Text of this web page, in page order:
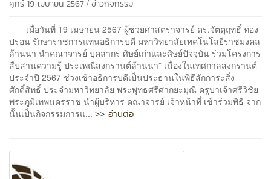
ศุกร์ 19 เมษายน 2567 / ข่าวกิจกรรม
เมื่อวันที่ 19 เมษายน 2567 ผู้ช่วยศาสตราจารย์ ดร.จัตตุฤทธิ์ ทอง
ปรอน รักษาราชการแทนอธิการบดี มหาวิทยาลัยเทคโนโลยีราชมงคล
ล้านนา นำคณาจารย์ บุคลากร ศิษย์เก่าและศิษย์ปัจจุบัน ร่วมโครงการ
สืบสานความรู้ ประเพณีสงกรานต์ล้านนา” เนื่องในเทศกาลสงกรานต์
ประจำปี 2567 ช่วงเช้าอธิการบดีเป็นประธานในพิธีสักการะสิ่ง
ศักดิ์สิทธิ์ ประจำมหาวิทยาลัย พระพุทธศรีศากยะมุณี ครูบาเจ้าศรีวิชัย
พระภูมิเทพนครราช นำผู้บริหาร คณาจารย์ เจ้าหน้าที่ เข้าร่วมพิธี จาก
นั้นเป็นกิจกรรมการแ... >> อ่านต่อ